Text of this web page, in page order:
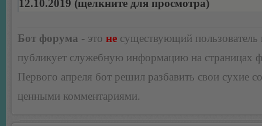
12.10.2019 (щелкните для просмотра)
Бот форума - это не существующий пользователь
публикует служебную информацию на страницах
Первого апреля бот решил разбавить свои сухие
ценными комментариями.